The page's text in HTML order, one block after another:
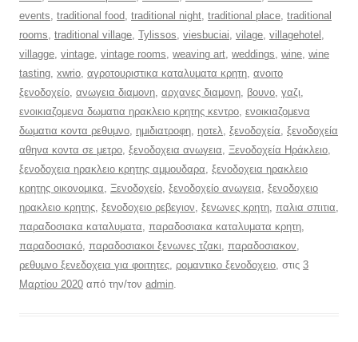
events, traditional food, traditional night, traditional place, traditional
rooms, traditional village, Tylissos, viesbuciai, vilage, villagehotel ,
villagge, vintage, vintage rooms, weaving art, weddings, wine, wine
tasting, xwrio, αγροτουριστικα καταλυματα κρητη, ανοιτο
ξενοδοχείο, ανωγεια διαμονη, αρχανες διαμονη, βουνο, γαζι,
ενοικιαζομενα δωματια ηρακλειο κρητης κεντρο, ενοικιαζομενα
δωματια κοντα ρεθυμνο, ημιδιατροφη, ηοτελ, ξενοδοχεία, ξενοδοχεία
αθηνα κοντα σε μετρο, ξενοδοχεια ανωγεια, Ξενοδοχεία Ηράκλειο,
ξενοδοχεια ηρακλειο κρητης αμμουδαρα, ξενοδοχεια ηρακλειο
κρητης οικονομικα, Ξενοδοχείο, ξενοδοχείο ανωγεια, ξενοδοχειο
ηρακλειο κρητης, ξενοδοχειο ρεβεγιον, ξενωνες κρητη, παλια σπιτια,
παραδοσιακα καταλυματα, παραδοσιακα καταλυματα κρητη,
παραδοσιακό, παραδοσιακοι ξενωνες τζακι, παραδοσιακον,
ρεθυμνο ξενεδοχεια για φοιτητες, ρομαντικο ξενοδοχειο, στις 3
Μαρτίου 2020 από την/τον admin.